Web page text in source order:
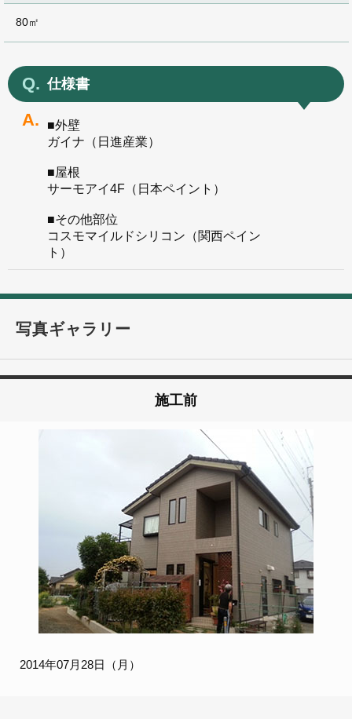
80㎡
仕様書
■外壁
ガイナ（日進産業）
■屋根
サーモアイ4F（日本ペイント）
■その他部位
コスモマイルドシリコン（関西ペイン
ト）
写真ギャラリー
施工前
2014年07月28日（月）